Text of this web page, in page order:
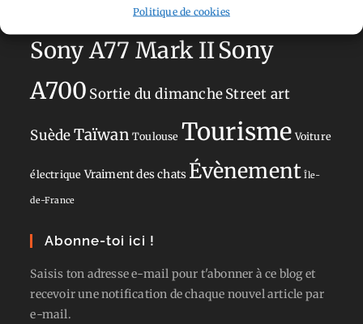
Politique de cookies
Sans adresseSavoie
Sony A77 Mark IISony
A700 Sortie du dimancheStreet art
SuèdeTaïwan Toulouse Tourisme Voiture
électrique Vraiment des chats Évènement Île-
de-France
Abonne-toi ici !
Saisis ton adresse e-mail pour t'abonner à ce blog et
recevoir une notification de chaque nouvel article par
e-mail.